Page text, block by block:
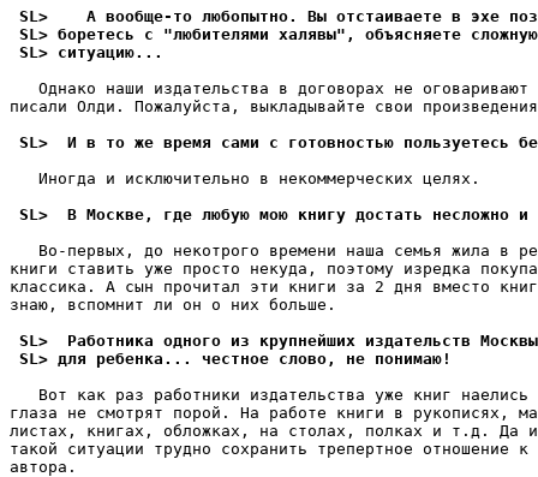
SL>    А вообще-то любопытно. Вы отстаиваете в эхе
SL> боретесь с "любителями халявы", объясняете
SL> ситуацию...
Однако наши издательства в договорах не оговаривают
писали Олди. Пожалуйста, выкладывайте свои
SL>  И в то же время сами с готовностью пользуетесь
   Иногда и исключительно в некоммерческих целях.
SL>  В Москве, где любую мою книгу достать несложно и
Во-пеpвых, до некотрого времени наша семья жила в
книги ставить уже просто некуда, поэтому изредка
классика. А сын прочитал эти книги за 2 дня вместо
знаю, вспомнит ли он о них больше.
SL>  Работника одного из крупнейших издательств
SL> для ребенка... честное слово, не понимаю!
Вот как раз работники издательства уже книг наелись
глаза не смотpят поpой. На работе книги в pукописях,
листах, книгах, обложках, на столах, полках и т.д.
такой ситуации трудно сохранить трепертное отношение
автоpа.